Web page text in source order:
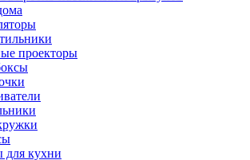
проекторы
для кухни